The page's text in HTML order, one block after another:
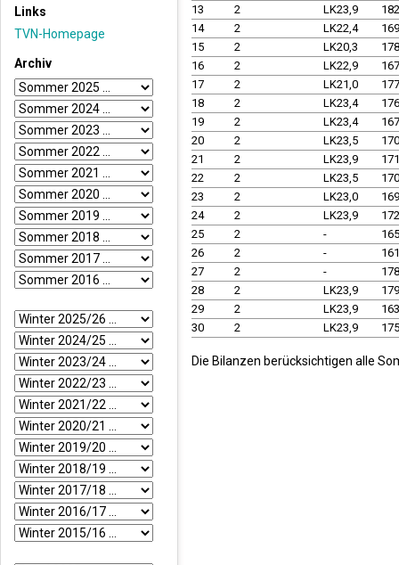
Links
TVN-Homepage
Archiv
13
2 LK23,9
14
2 LK22,4
15
2 LK20,3
16
2 LK22,9
17
2 LK21,0
18
2 LK23,4
19
2 LK23,4
20
2 LK23,5
21
2 LK23,9
22
2 LK23,5
23
2 LK23,0
24
2 LK23,9
25
2 -
26
2 -
27
2 -
28
2 LK23,9
29
2 LK23,9
30
2 LK23,9
Die Bilanzen berücksichtigen alle